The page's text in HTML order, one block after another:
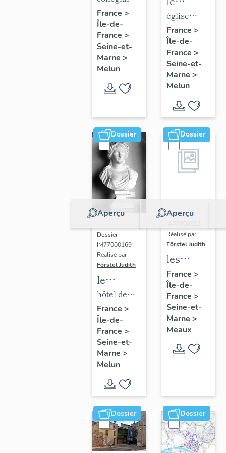
de la
collégiale
Notre-
Dame
Notre-
Dame
France >
Île-de-
France >
Seine-et-
Marne >
Melun
mobilier
de
l'église
Saint-
Aspais
église
paroissiale
Saint-
Aspais
France >
Île-de-
France >
Seine-et-
Marne >
Melun
Dossier
Aperçu
Dossier
IM77000169 |
Réalisé par
Förstel Judith
le
mobilier
de l'hôtel
de ville
hôtel de
ville
France >
Île-de-
France >
Seine-et-
Marne >
Melun
Dossier
Aperçu
Dossier
Réalisé par
Förstel Judith
les
maisons
et
immeubles
de
Meaux
France >
Île-de-
France >
Seine-et-
Marne >
Meaux
Dossier Dossier